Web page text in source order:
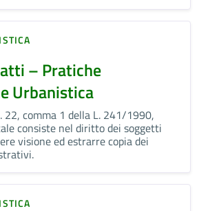
– Pratiche
Urbanistica
22, comma 1 della L. 241/1990,
consiste nel diritto dei soggetti
visione ed estrarre copia dei